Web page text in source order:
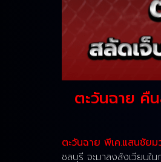
ตะวันฉาย คื
ตะวันฉาย พีเค.แสนชัย
ชลบุรี จะมาลงสังเวียน